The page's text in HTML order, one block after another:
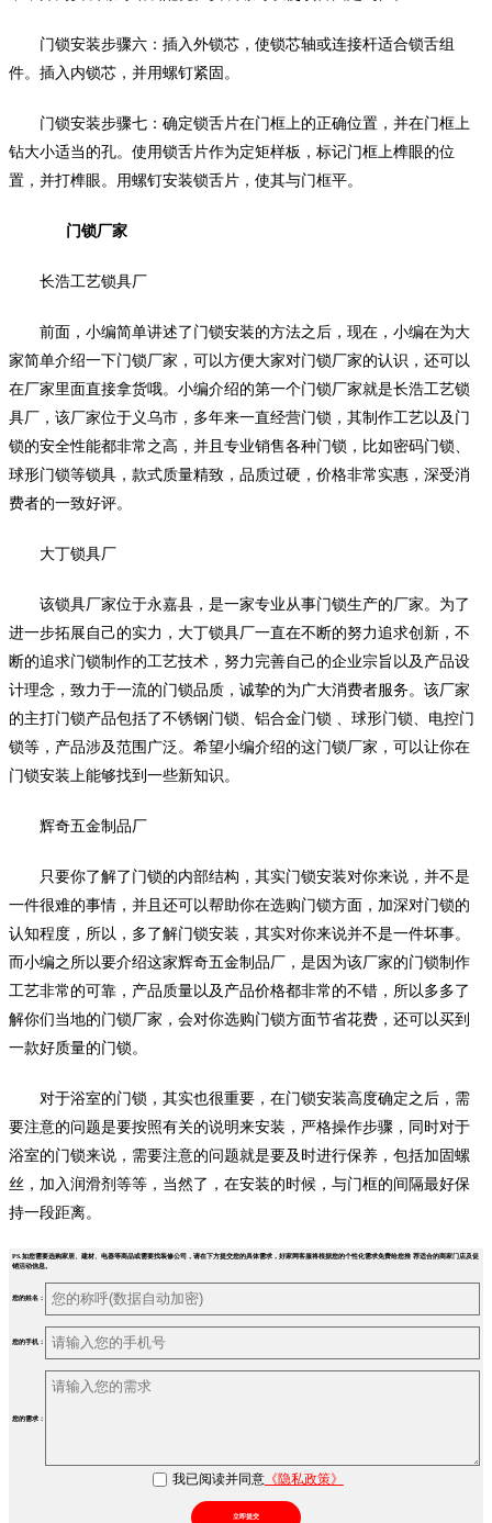
门锁安装步骤六：插入外锁芯，使锁芯轴或连接杆适合锁舌组
件。插入内锁芯，并用螺钉紧固。
门锁安装步骤七：确定锁舌片在门框上的正确位置，并在门框上
钻大小适当的孔。使用锁舌片作为定矩样板，标记门框上榫眼的位
置，并打榫眼。用螺钉安装锁舌片，使其与门框平。
门锁厂家
长浩工艺锁具厂
前面，小编简单讲述了门锁安装的方法之后，现在，小编在为大
家简单介绍一下门锁厂家，可以方便大家对门锁厂家的认识，还可以
在厂家里面直接拿货哦。小编介绍的第一个门锁厂家就是长浩工艺锁
具厂，该厂家位于义乌市，多年来一直经营门锁，其制作工艺以及门
锁的安全性能都非常之高，并且专业销售各种门锁，比如密码门锁、
球形门锁等锁具，款式质量精致，品质过硬，价格非常实惠，深受消
费者的一致好评。
大丁锁具厂
该锁具厂家位于永嘉县，是一家专业从事门锁生产的厂家。为了
进一步拓展自己的实力，大丁锁具厂一直在不断的努力追求创新，不
断的追求门锁制作的工艺技术，努力完善自己的企业宗旨以及产品设
计理念，致力于一流的门锁品质，诚挚的为广大消费者服务。该厂家
的主打门锁产品包括了不锈钢门锁、铝合金门锁 、球形门锁、电控门
锁等，产品涉及范围广泛。希望小编介绍的这门锁厂家，可以让你在
门锁安装上能够找到一些新知识。
辉奇五金制品厂
只要你了解了门锁的内部结构，其实门锁安装对你来说，并不是
一件很难的事情，并且还可以帮助你在选购门锁方面，加深对门锁的
认知程度，所以，多了解门锁安装，其实对你来说并不是一件坏事。
而小编之所以要介绍这家辉奇五金制品厂，是因为该厂家的门锁制作
工艺非常的可靠，产品质量以及产品价格都非常的不错，所以多多了
解你们当地的门锁厂家，会对你选购门锁方面节省花费，还可以买到
一款好质量的门锁。
对于浴室的门锁，其实也很重要，在门锁安装高度确定之后，需
要注意的问题是要按照有关的说明来安装，严格操作步骤，同时对于
浴室的门锁来说，需要注意的问题就是要及时进行保养，包括加固螺
丝，加入润滑剂等等，当然了，在安装的时候，与门框的间隔最好保
持一段距离。
PS.如您需要选购家居、建材、电器等商品或需要找装修公司，请在下方提交您的具体需求，好家网客服将根据您的个性化需求免费给您推 荐适合的商家门店及促
销活动信息。
您的姓名：
您的手机：
您的需求：
我已阅读并同意《隐私政策》
立即提交